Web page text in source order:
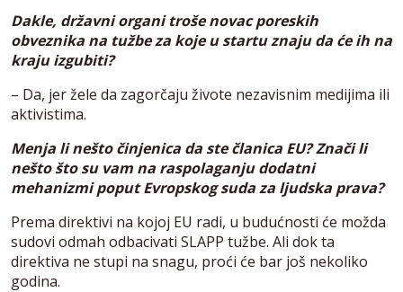
Dakle, državni organi troše novac poreskih
obveznika na tužbe za koje u startu znaju da će ih na
kraju izgubiti?
– Da, jer žele da zagorčaju živote nezavisnim medijima ili
aktivistima.
Menja li nešto činjenica da ste članica EU? Znači li
nešto što su vam na raspolaganju dodatni
mehanizmi poput Evropskog suda za ljudska prava?
Prema direktivi na kojoj EU radi, u budućnosti će možda
sudovi odmah odbacivati SLAPP tužbe. Ali dok ta
direktiva ne stupi na snagu, proći će bar još nekoliko
godina.